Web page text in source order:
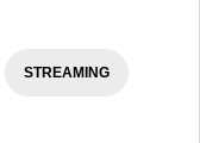
STREAMING